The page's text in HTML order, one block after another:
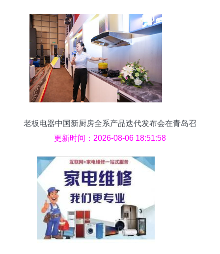
老板电器中国新厨房全系产品迭代发布会在青岛召
开
更新时间：2026-08-06 18:51:58